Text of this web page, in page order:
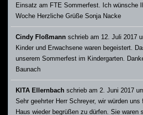
Einsatz am FTE Sommerfest. Ich wünsche
Woche Herzliche Grüße Sonja Nacke
Cindy Floßmannschrieb am 12. Juli 2017
Kinder und Erwachsene waren begeistert.
unserem Sommerfest im Kindergarten.
Baunach
KITA Ellernbachschrieb am 2. Juni 2017
Sehr geehrter Herr Schreyer, wir würden
Haus wieder begrüßen zu dürfen. Sie waren